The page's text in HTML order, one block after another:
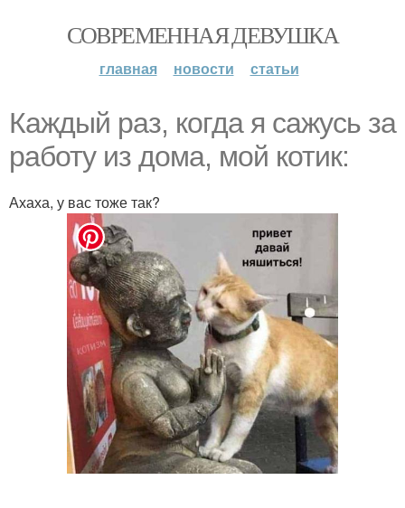
СОВРЕМЕННАЯ ДЕВУШКА
главная новости статьи
Каждый раз, когда я сажусь за
работу из дома, мой котик:
Ахаха, у вас тоже так?